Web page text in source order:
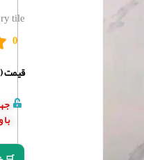
tile
0
قیمت